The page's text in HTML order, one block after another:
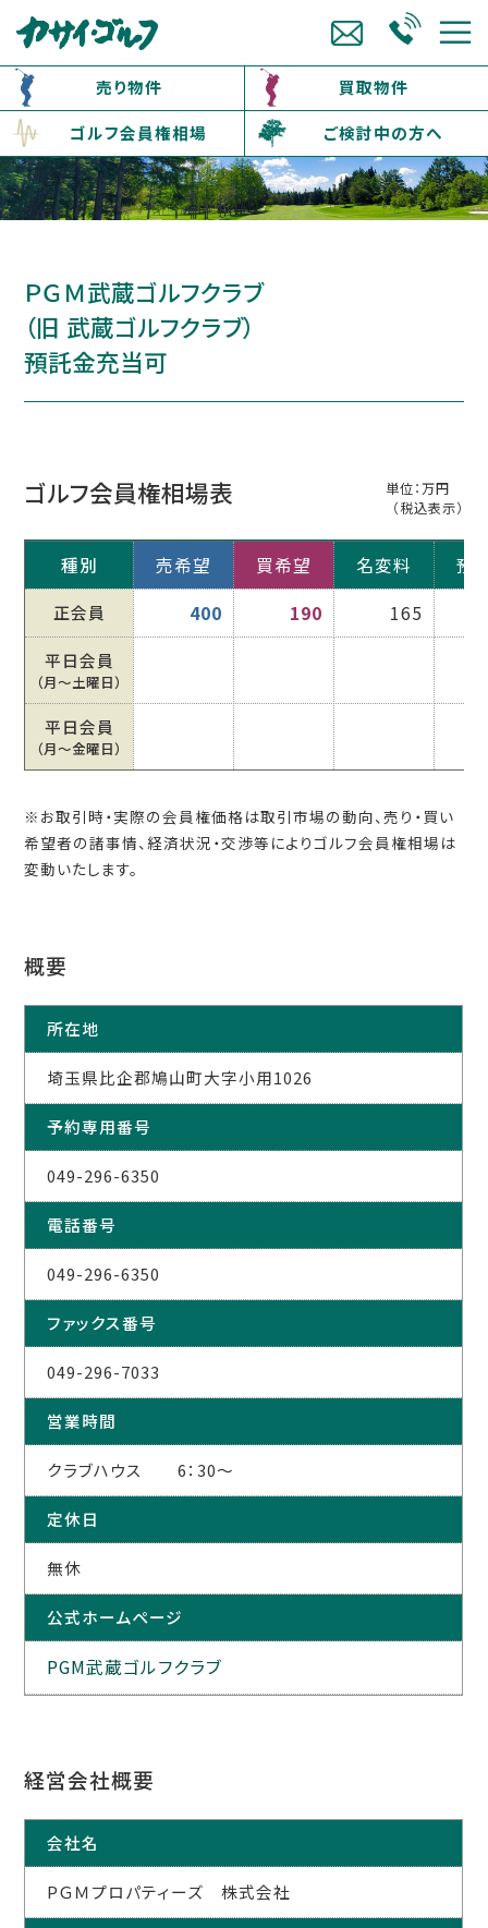
売り物件
買取物件
ゴルフ会員権相場
ご検討中の方へ
ＰＧＭ武蔵ゴルフクラブ
（旧 武蔵ゴルフクラブ）
預託金充当可
ゴルフ会員権相場表
単位：万円
（税込表示）
種別 売希望 買希望 名変料 預
正会員 400 190 165
平日会員
（月〜土曜日）
平日会員
（月〜金曜日）
※お取引時・実際の会員権価格は取引市場の動向、売り・買い
希望者の諸事情、経済状況・交渉等によりゴルフ会員権相場は
変動いたします。
概要
所在地
埼玉県比企郡鳩山町大字小用1026
予約専用番号
049-296-6350
電話番号
049-296-6350
ファックス番号
049-296-7033
営業時間
クラブハウス 6：30～
定休日
無休
公式ホームページ
PGM武蔵ゴルフクラブ
経営会社概要
会社名
PＧＭプロパティーズ 株式会社